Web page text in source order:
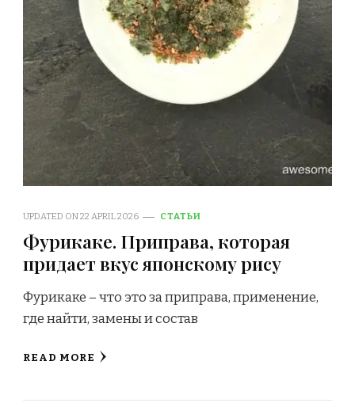
UPDATED ON22 APRIL 2026 СТАТЬИ
Фурикаке. Приправа, которая
придает вкус японскому рису
Фурикаке – что это за приправа, применение,
где найти, замены и состав
READ MORE